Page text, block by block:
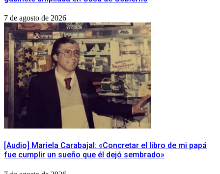
7 de agosto de 2026
[Audio] Mariela Carabajal: «Concretar el libro de mi papá
fue cumplir un sueño que él dejó sembrado»